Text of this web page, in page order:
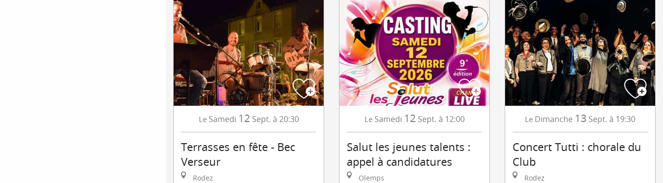
Le Samedi 12 Sept. à 20:30
Terrasses en fête - Bec
Verseur
Rodez
Le Samedi 12 Sept. à 12:00
Salut les jeunes talents :
appel à candidatures
Olemps
Le Dimanche 13 Sept. à 19:30
Concert Tutti : chorale du
Club
Rodez